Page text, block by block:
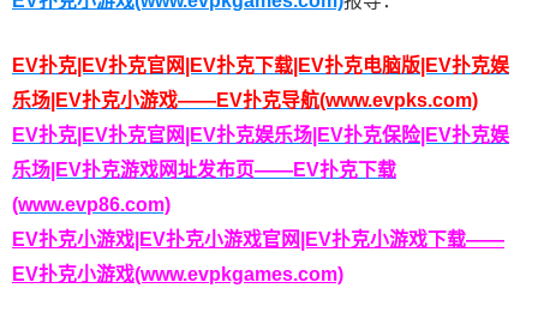
EV扑克|EV扑克官网|EV扑克下载|EV扑克电脑版|EV扑克娱
乐场|EV扑克小游戏——EV扑克导航(www.evpks.com)
EV扑克|EV扑克官网|EV扑克娱乐场|EV扑克保险|EV扑克娱
乐场|EV扑克游戏网址发布页——EV扑克下载
(www.evp86.com)
EV扑克小游戏|EV扑克小游戏官网|EV扑克小游戏下载——
EV扑克小游戏(www.evpkgames.com)